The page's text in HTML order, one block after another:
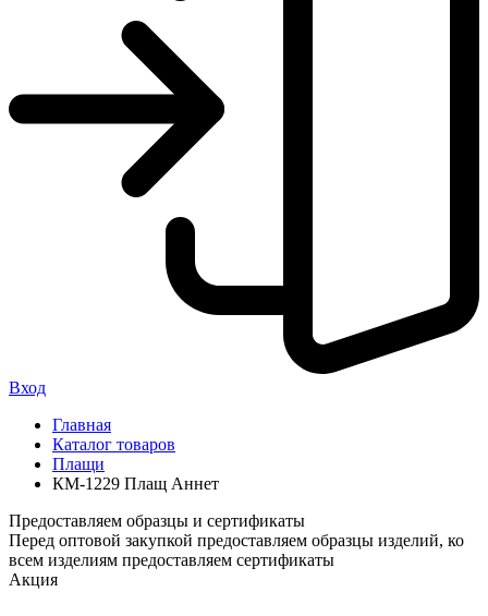
Вход
Главная
Каталог товаров
Плащи
КМ-1229 Плащ Аннет
Предоставляем образцы и сертификаты
Перед оптовой закупкой предоставляем образцы изделий, ко
всем изделиям предоставляем сертификаты
Акция